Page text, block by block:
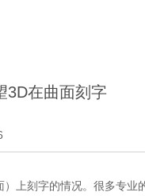
3D在曲面刻字
上刻字的情况。很多专业